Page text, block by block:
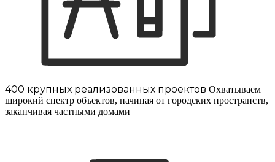
400 крупных реализованных проектов Охватываем
широкий спектр объектов, начиная от городских пространств,
заканчивая частными домами